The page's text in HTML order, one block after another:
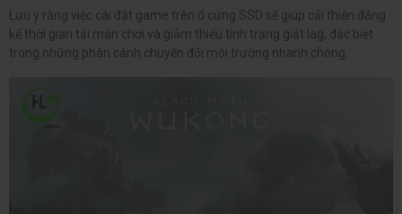
Lưu ý rằng việc cài đặt game trên ổ cứng SSD sẽ giúp cải thiện đáng
kể thời gian tải màn chơi và giảm thiểu tình trạng giật lag, đặc biệt
trong những phân cảnh chuyển đổi môi trường nhanh chóng.